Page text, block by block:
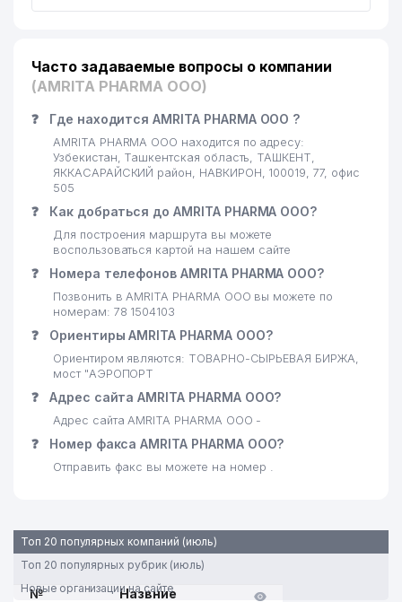
Часто задаваемые вопросы о компании
(AMRITA PHARMA ООО)
❓ Где находится AMRITA PHARMA ООО ?
AMRITA PHARMA ООО находится по адресу:
Узбекистан, Ташкентская область, ТАШКЕНТ,
ЯККАСАРАЙСКИЙ район, НАВКИРОН, 100019, 77, офис
505
❓ Как добраться до AMRITA PHARMA ООО?
Для построения маршрута вы можете
воспользоваться картой на нашем сайте
❓ Номера телефонов AMRITA PHARMA ООО?
Позвонить в AMRITA PHARMA ООО вы можете по
номерам: 78 1504103
❓ Ориентиры AMRITA PHARMA ООО?
Ориентиром являются: ТОВАРНО-СЫРЬЕВАЯ БИРЖА,
мост "АЭРОПОРТ
❓ Адрес сайта AMRITA PHARMA ООО?
Адрес сайта AMRITA PHARMA ООО -
❓ Номер факса AMRITA PHARMA ООО?
Отправить факс вы можете на номер .
Топ 20 популярных компаний (июль)
Топ 20 популярных рубрик (июль)
Новые организации на сайте
№
Назвние